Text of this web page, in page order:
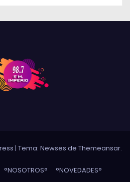
| Tema: Newses de Themeansar.
°NOSOTROS° °NOVEDADES°